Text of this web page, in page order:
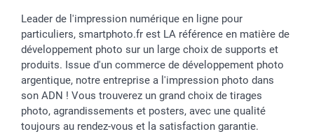
Rentrée des classes
Saint-Valentin
Vacances
Partenariats & Influence
Investisseurs
Grandes quantités
Statut de ma commande
Leader de l'impression numérique en ligne pour
particuliers, smartphoto.fr est LA référence en matière de
développement photo sur un large choix de supports et
produits. Issue d'un commerce de développement photo
argentique, notre entreprise a l'impression photo dans
son ADN ! Vous trouverez un grand choix de tirages
photo, agrandissements et posters, avec une qualité
toujours au rendez-vous et la satisfaction garantie.